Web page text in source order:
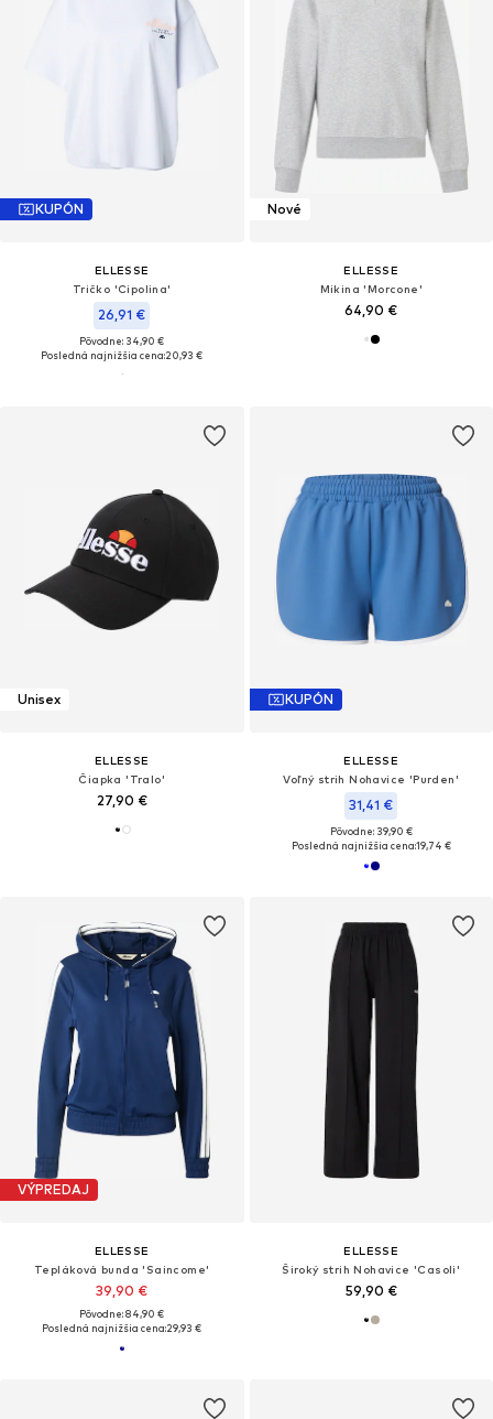
KUPÓN
ELLESSE
Tričko 'Cipolina'
26,91 €
Pôvodne: 34,90 €
Posledná najnižšia cena:20,93 €
Nové
ELLESSE
Mikina 'Morcone'
64,90 €
Unisex
ELLESSE
Čiapka 'Tralo'
27,90 €
KUPÓN
ELLESSE
Voľný strih Nohavice 'Purden'
31,41 €
Pôvodne: 39,90 €
Posledná najnižšia cena:19,74 €
VÝPREDAJ
ELLESSE
Tepláková bunda 'Saincome'
39,90 €
Pôvodne: 84,90 €
Posledná najnižšia cena:29,93 €
ELLESSE
Široký strih Nohavice 'Casoli'
59,90 €